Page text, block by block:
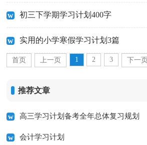
初三下学期学习计划400字
实用的小学寒假学习计划3篇
首页 上一页 1 2 3 下一页
推荐文章
高三学习计划备考全年总体复习规划
会计学习计划